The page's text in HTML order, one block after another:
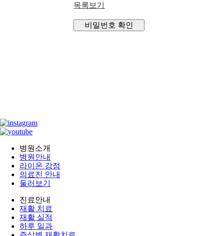
목록보기
비밀번호 확인
병원소개
병원안내
라이온 강점
의료진 안내
둘러보기
진료안내
재활 치료
재활 실적
하루 일과